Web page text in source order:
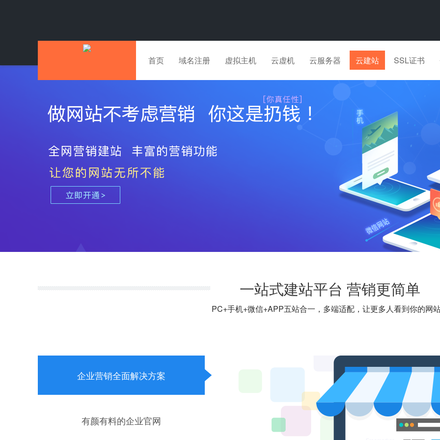
首页 域名注册 虚拟主机 云虚机 云服务器 云建站 SSL证书
一站式建站平台 营销更简单
PC+手机+微信+APP五站合一，多端适配，让更多人看到你的网
企业营销全面解决方案
有颜有料的企业官网